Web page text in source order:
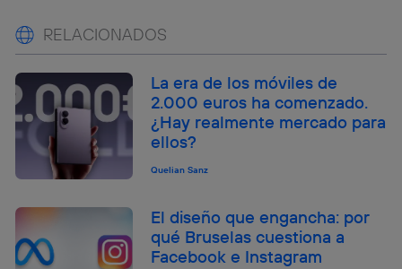
RELACIONADOS
La era de los móviles de
2.000 euros ha comenzado.
¿Hay realmente mercado para
ellos?
Quelian Sanz
El diseño que engancha: por
qué Bruselas cuestiona a
Facebook e Instagram